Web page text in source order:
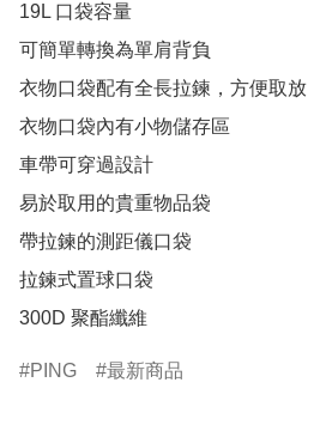
19L 口袋容量
可簡單轉換為單肩背負
衣物口袋配有全長拉鍊，方便取放
衣物口袋內有小物儲存區
車帶可穿過設計
易於取用的貴重物品袋
帶拉鍊的測距儀口袋
拉鍊式置球口袋
300D 聚酯纖維
PING 最新商品